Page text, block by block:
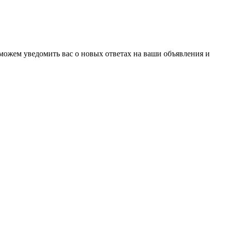
уведомить вас о новых ответах на ваши объявления и